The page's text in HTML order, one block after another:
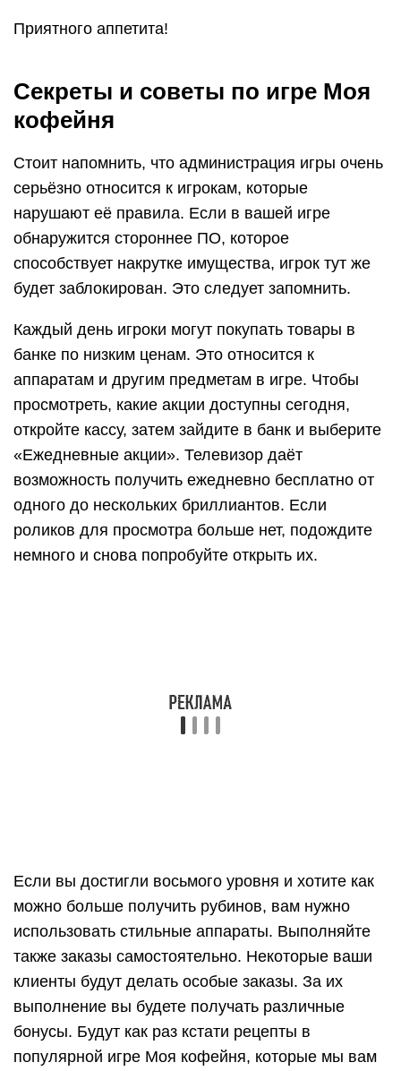
Приятного аппетита!
Секреты и советы по игре Моя
кофейня
Стоит напомнить, что администрация игры очень
серьёзно относится к игрокам, которые
нарушают её правила. Если в вашей игре
обнаружится стороннее ПО, которое
способствует накрутке имущества, игрок тут же
будет заблокирован. Это следует запомнить.
Каждый день игроки могут покупать товары в
банке по низким ценам. Это относится к
аппаратам и другим предметам в игре. Чтобы
просмотреть, какие акции доступны сегодня,
откройте кассу, затем зайдите в банк и выберите
«Ежедневные акции». Телевизор даёт
возможность получить ежедневно бесплатно от
одного до нескольких бриллиантов. Если
роликов для просмотра больше нет, подождите
немного и снова попробуйте открыть их.
Если вы достигли восьмого уровня и хотите как
можно больше получить рубинов, вам нужно
использовать стильные аппараты. Выполняйте
также заказы самостоятельно. Некоторые ваши
клиенты будут делать особые заказы. За их
выполнение вы будете получать различные
бонусы. Будут как раз кстати рецепты в
популярной игре Моя кофейня, которые мы вам